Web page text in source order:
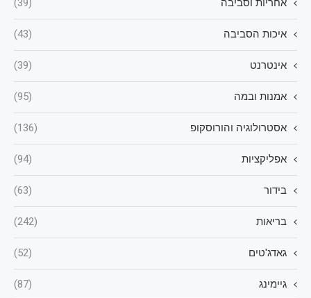
אחריות וסביבה (39)
איכות הסביבה (43)
אינטרנט (39)
אמנות ובמה (95)
אסטרולוגיה והורוסקופ (136)
אפליקציות (94)
בידור (63)
בריאות (242)
גאדג'טים (52)
גיימינג (87)